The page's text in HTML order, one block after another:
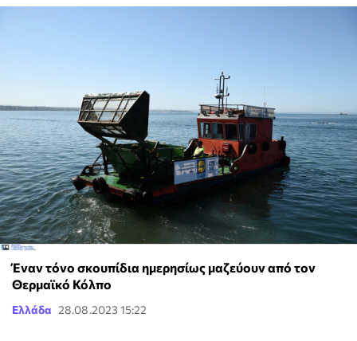
Έναν τόνο σκουπίδια ημερησίως μαζεύουν από τον
Θερμαϊκό Κόλπο
Ελλάδα 28.08.2023 15:22